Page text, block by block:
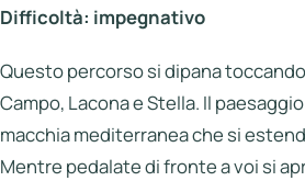
Difficoltà: impegnativo
Questo percorso si dipana
Campo, Lacona e Stella. Il
macchia mediterranea che si
Mentre pedalate di fronte a voi si